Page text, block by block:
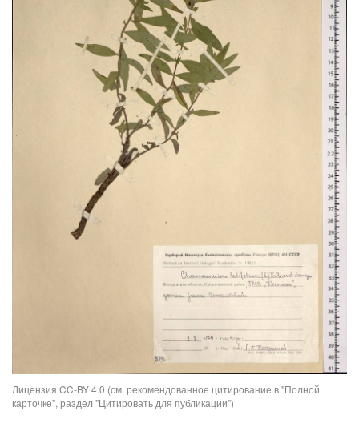
Лицензия CC-BY 4.0 (см. рекомендованное цитирование в "Полной
карточке", раздел "Цитировать для публикации")